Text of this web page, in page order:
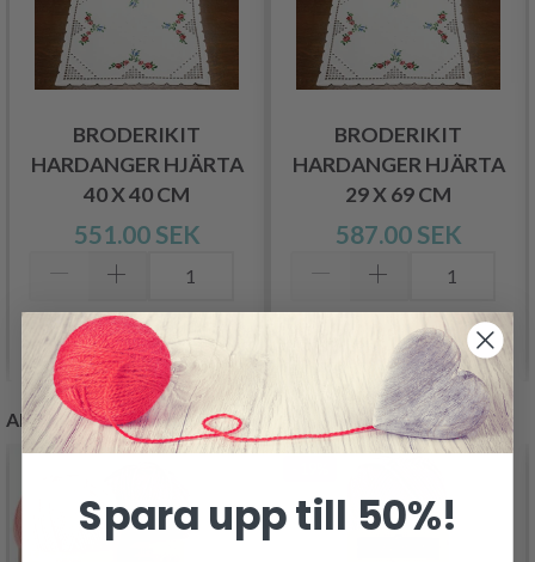
BRODERIKIT
HARDANGER HJÄRTA
40 X 40 CM
551.00 SEK
Lägg till varukorgen
BRODERIKIT
HARDANGER HJÄRTA
29 X 69 CM
587.00 SEK
Lägg till varukorgen
ANDRA KUNDER KÖPTE
Spara upp till 50%!